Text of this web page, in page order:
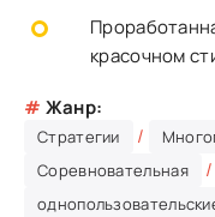
красочном
# Жанр:
Стратегии /
Соревновательная /